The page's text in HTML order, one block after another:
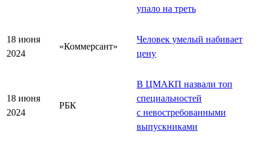
упало на треть
18 июня
2024
«Коммерсант»
Человек умелый набивает
цену
18 июня
2024
РБК
В ЦМАКП назвали топ
специальностей
с невостребованными
выпускниками